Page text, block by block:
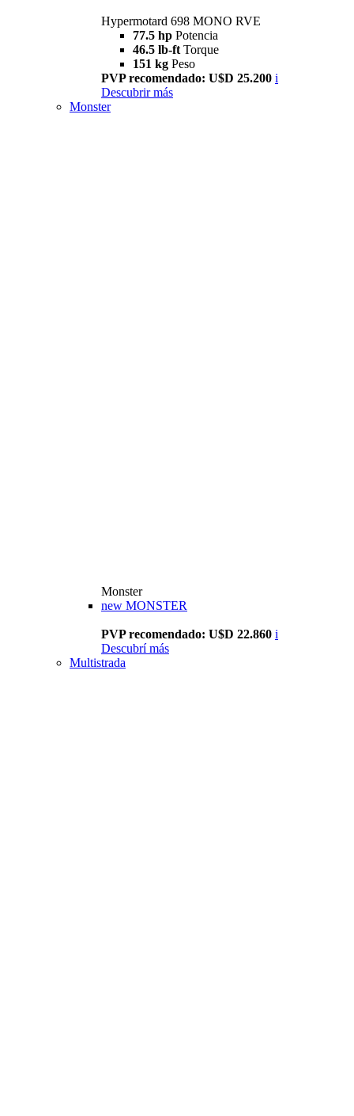
Hypermotard 698 MONO RVE
77.5 hp Potencia
46.5 lb-ft Torque
151 kg Peso
PVP recomendado: U$D 25.200 i
Descubrir más
Monster
Monster
new MONSTER
PVP recomendado: U$D 22.860 i
Descubrí más
Multistrada